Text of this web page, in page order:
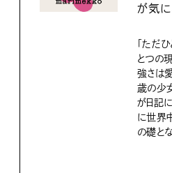
が気に
「ただ
とつの
強さは
歳の少
が日記
に世界
の礎と